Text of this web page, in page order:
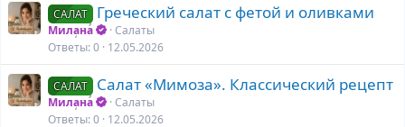
САЛАТ Греческий салат с фетой и оливками
Милана
Салаты
Ответы 0 12.05.2026
САЛАТ Салат «Мимоза». Классический рецепт
Милана
Салаты
Ответы 0 12.05.2026